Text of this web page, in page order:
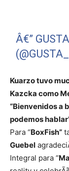
Â€”
Kuarzo tuvo
Kazcka como
“Bienvenidos a
podemos
Para “BoxFish”
Guebel
Integral para “